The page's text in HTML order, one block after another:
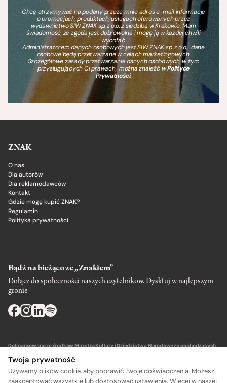
Chcę otrzymywać na podany przeze mnie adres e-mail informacje
o promocjach, produktach, usługach oferowanych przez
wydawnictwo SIW ZNAK sp. z o.o. z siedzibą w Krakowie. Mam
świadomość, że zgoda jest dobrowolna i mogę ją w każdej chwili
wycofać.
Administratorem danych osobowych jest SIW ZNAK sp. z o.o., dane
osobowe będą przetwarzane w celach marketingowych.
Szczegółowe zasady przetwarzania danych osobowych, w tym
przysługujących Ci prawach, można znaleźć wPolityce
Prywatności.
ZNAK
O nas
Dla autorów
Dla reklamodawców
Kontakt
Gdzie mogę kupić ZNAK?
Regulamin
Polityka prywatności
Bądź na bieżąco ze „Znakiem”
Dołącz do społeczności naszych czytelnikow. Dysktuj w najlepszym
gronie
Dofinansowano ze środków Ministra Kultury i Dziedzictwa Narodowego pochodzących
Twoja prywatność
Używamy plików cookie, aby poprawić Twoje doświadczenia. Możesz
zaakceptować wszystkie lub dostosować ustawienia. Więcej w naszej